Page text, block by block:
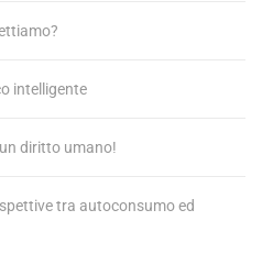
intelligente
diritto umano!
tra autoconsumo ed